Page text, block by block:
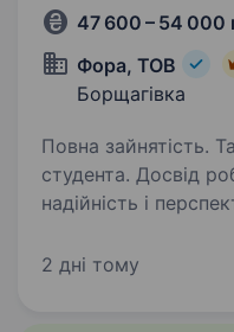
47 600 – 54 000
Фора, ТОВ
Борщагівка
Повна зайнятість.
студента. Досвід
надійність і
динамічно
2 дні тому